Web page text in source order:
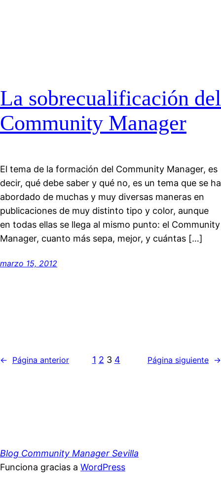
La sobrecualificación del
Community Manager
El tema de la formación del Community Manager, es
decir, qué debe saber y qué no, es un tema que se ha
abordado de muchas y muy diversas maneras en
publicaciones de muy distinto tipo y color, aunque
en todas ellas se llega al mismo punto: el Community
Manager, cuanto más sepa, mejor, y cuántas […]
marzo 15, 2012
← Página anterior 1 2 3 4 Página siguiente →
Blog Community Manager Sevilla
Funciona gracias a WordPress